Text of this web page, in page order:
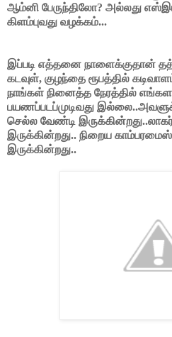
ஆம்னி பேருந்திலோ? அல்லது
கிளம்புவது வழக்கம்...
இப்படி எத்தனை நாளைக்குதான்
கடவுள், குழந்தை ரூபத்தில்
நாங்கள் நினைத்த நேரத்தில்
பயணப்படப்முடிவது
செல்ல வேண்டி
இருக்கின்றது.. நிறைய
இருக்கின்றது..